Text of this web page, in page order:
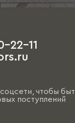
22-11
чтобы
поступлений